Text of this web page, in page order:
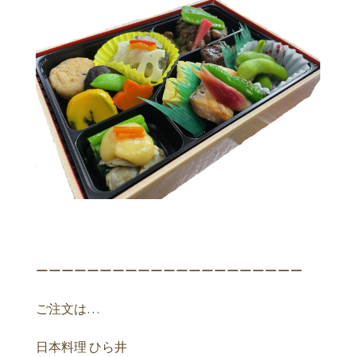
ーーーーーーーーーーーーーーーーーーーーー
ご注文は…
日本料理 ひら井